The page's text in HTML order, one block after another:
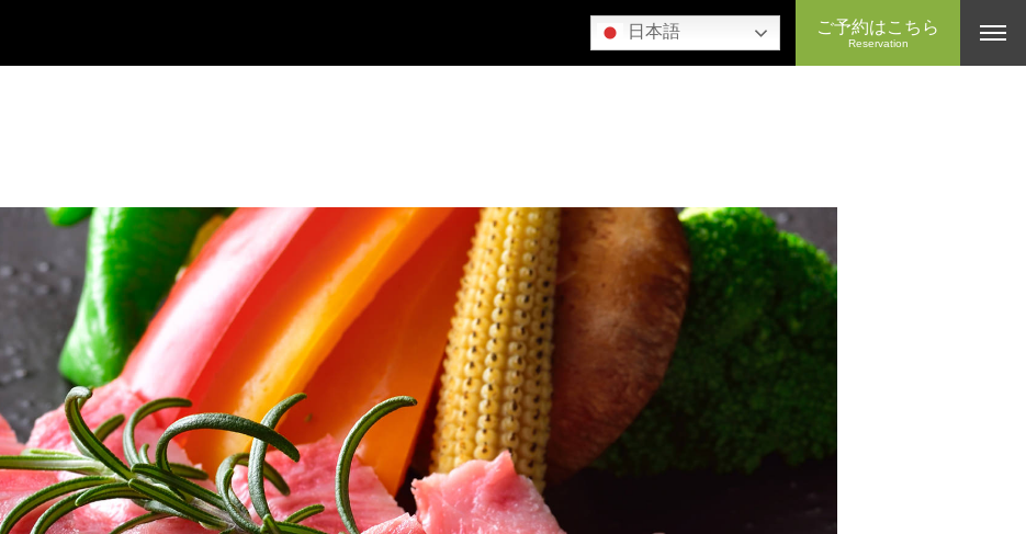
日本語 ご予約はこちら
Reservation